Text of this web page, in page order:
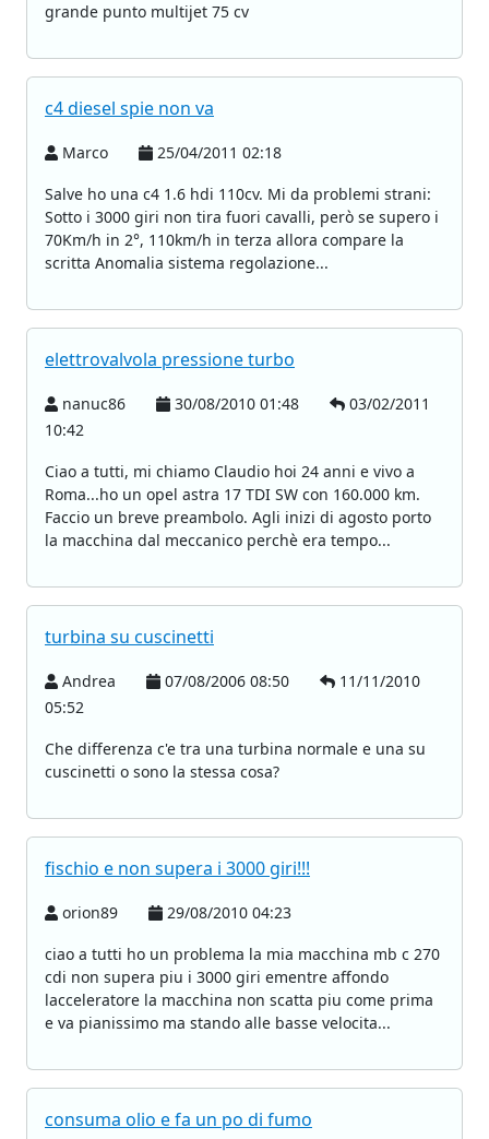
grande punto multijet 75 cv
c4 diesel spie non va
Marco
25/04/2011 02:18
Salve ho una c4 1.6 hdi 110cv. Mi da problemi strani:
Sotto i 3000 giri non tira fuori cavalli, però se supero i
70Km/h in 2°, 110km/h in terza allora compare la
scritta Anomalia sistema regolazione...
elettrovalvola pressione turbo
nanuc86 30/08/2010 01:48
03/02/2011
10:42
Ciao a tutti, mi chiamo Claudio hoi 24 anni e vivo a
Roma...ho un opel astra 17 TDI SW con 160.000 km.
Faccio un breve preambolo. Agli inizi di agosto porto
la macchina dal meccanico perchè era tempo...
turbina su cuscinetti
Andrea 07/08/2006 08:50
11/11/2010
05:52
Che differenza c'e tra una turbina normale e una su
cuscinetti o sono la stessa cosa?
fischio e non supera i 3000 giri!!!
orion89
29/08/2010 04:23
ciao a tutti ho un problema la mia macchina mb c 270
cdi non supera piu i 3000 giri ementre affondo
lacceleratore la macchina non scatta piu come prima
e va pianissimo ma stando alle basse velocita...
consuma olio e fa un po di fumo